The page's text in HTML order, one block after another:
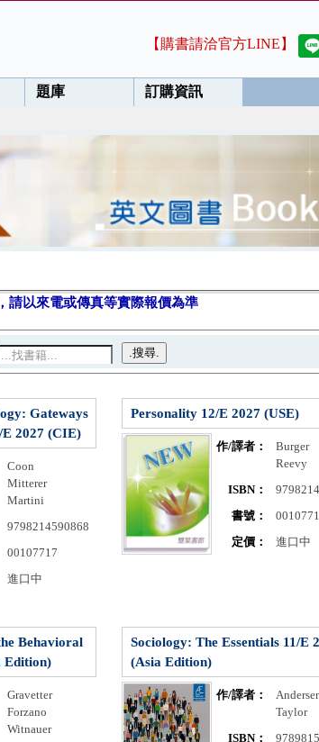
【購書請洽官方LINE】
題庫 訂購資訊
請以來電或傳真等實際報價為準
Gateways
2027 (CIE)
Coon
Mitterer
Martini
9798214590868
00107717
進口中
Personality 12/E 2027 (USE)
作/譯者：
Burger
Reevy
ISBN：
書號：
定價：
進口中
Behavioral
Edition)
Gravetter
Forzano
Witnauer
Sociology: The Essentials 11/E
(Asia Edition)
作/譯者：
Taylor
ISBN：